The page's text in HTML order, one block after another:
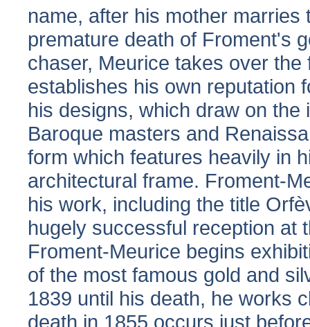
name, after his mother
premature death of Froment's
chaser, Meurice takes over
establishes his own reputation
his designs, which draw on
Baroque masters and
form which features heavily in
architectural frame. Froment-
his work, including the title
hugely successful reception at
Froment-Meurice begins
of the most famous gold and
1839 until his death, he works
death in 1855 occurs just